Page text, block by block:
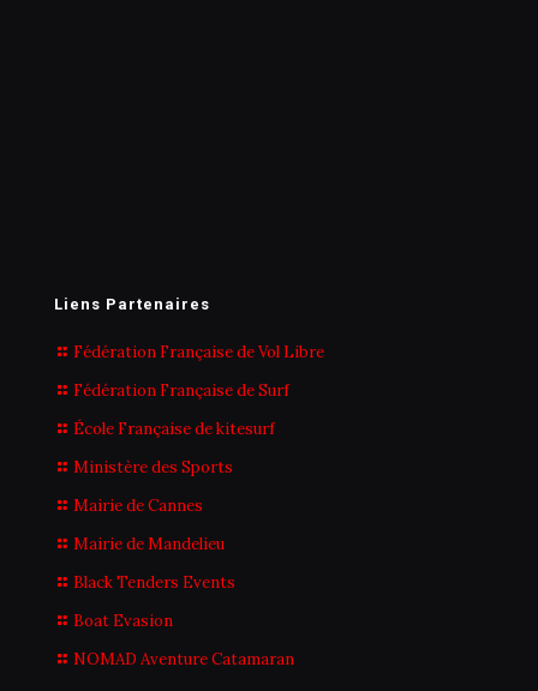
Liens Partenaires
Fédération Française de Vol Libre
Fédération Française de Surf
École Française de kitesurf
Ministère des Sports
Mairie de Cannes
Mairie de Mandelieu
Black Tenders Events
Boat Evasion
NOMAD Aventure Catamaran